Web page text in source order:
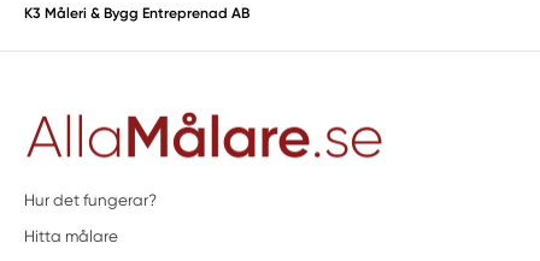
K3 Måleri & Bygg Entreprenad AB
Hur det fungerar?
Hitta målare